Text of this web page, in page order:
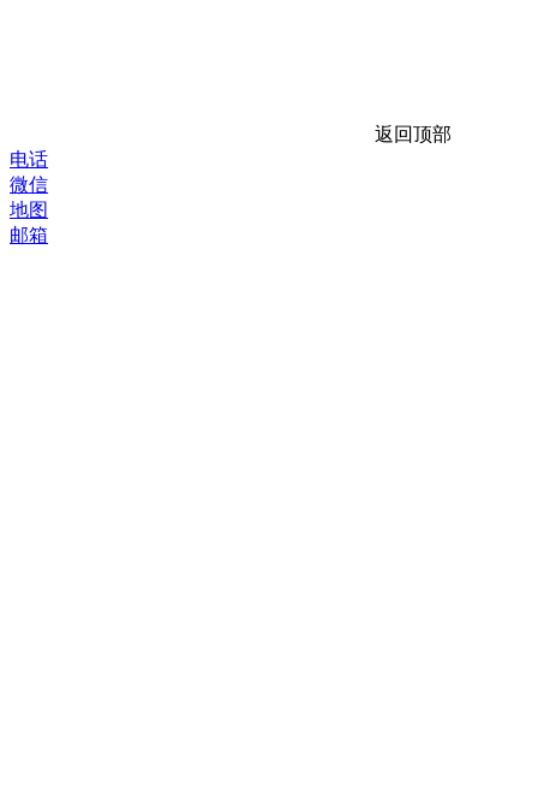
返回顶部
电话
微信
地图
邮箱